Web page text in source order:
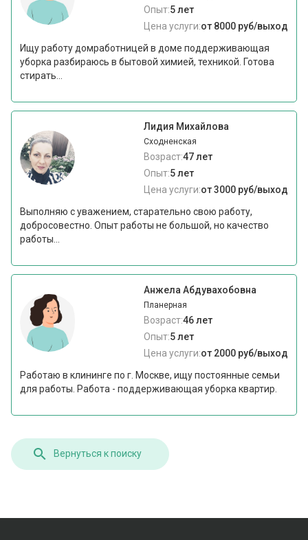
Опыт:5 лет
Цена услуги:от 8000 руб/выход
Ищу работу домработницей в доме поддерживающая
уборка разбираюсь в бытовой химией, техникой. Готова
стирать...
Лидия Михайлова
Сходненская
Возраст:47 лет
Опыт:5 лет
Цена услуги:от 3000 руб/выход
Выполняю с уважением, старательно свою работу,
добросовестно. Опыт работы не большой, но качество
работы...
Анжела Абдувахобовна
Планерная
Возраст:46 лет
Опыт:5 лет
Цена услуги:от 2000 руб/выход
Работаю в клининге по г. Москве, ищу постоянные семьи
для работы. Работа - поддерживающая уборка квартир.
Вернуться к поиску